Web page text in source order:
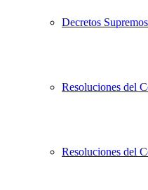
Decretos Supremos
Resoluciones del
Resoluciones del